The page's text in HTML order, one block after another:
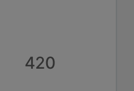
420